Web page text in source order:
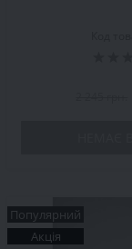
Популярний
Акція